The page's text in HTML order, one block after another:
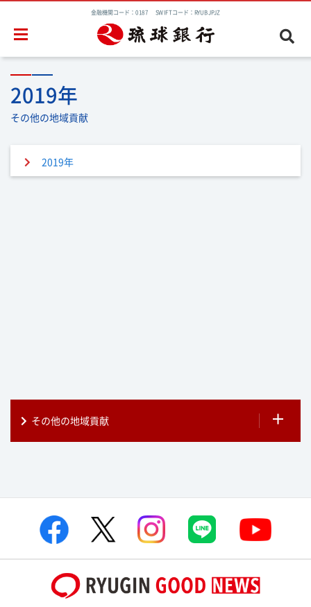
金融機関コード：0187 SWIFTコード：RYUBJPJZ
2019年
その他の地域貢献
2019年
その他の地域貢献